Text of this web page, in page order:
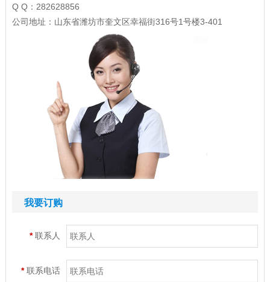
Q Q：282628856
公司地址：山东省潍坊市奎文区幸福街316号1号楼3-401
我要订购
*联系人
*联系电话